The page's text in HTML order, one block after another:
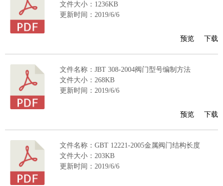
文件大小：1236KB
更新时间：2019/6/6
预览 下载
文件名称：JBT 308-2004阀门型号编制方法
文件大小：268KB
更新时间：2019/6/6
预览 下载
文件名称：GBT 12221-2005金属阀门结构长度
文件大小：203KB
更新时间：2019/6/6